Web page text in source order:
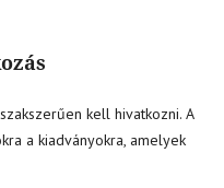
kell hivatkozni. A
a kiadványokra, amelyek